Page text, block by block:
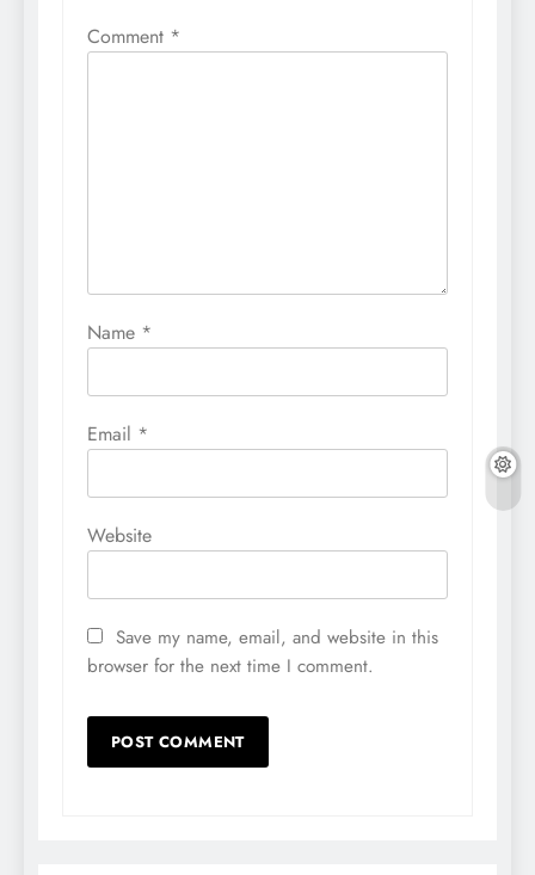
Comment *
Name *
Email *
Website
Save my name, email, and website in this
browser for the next time I comment.